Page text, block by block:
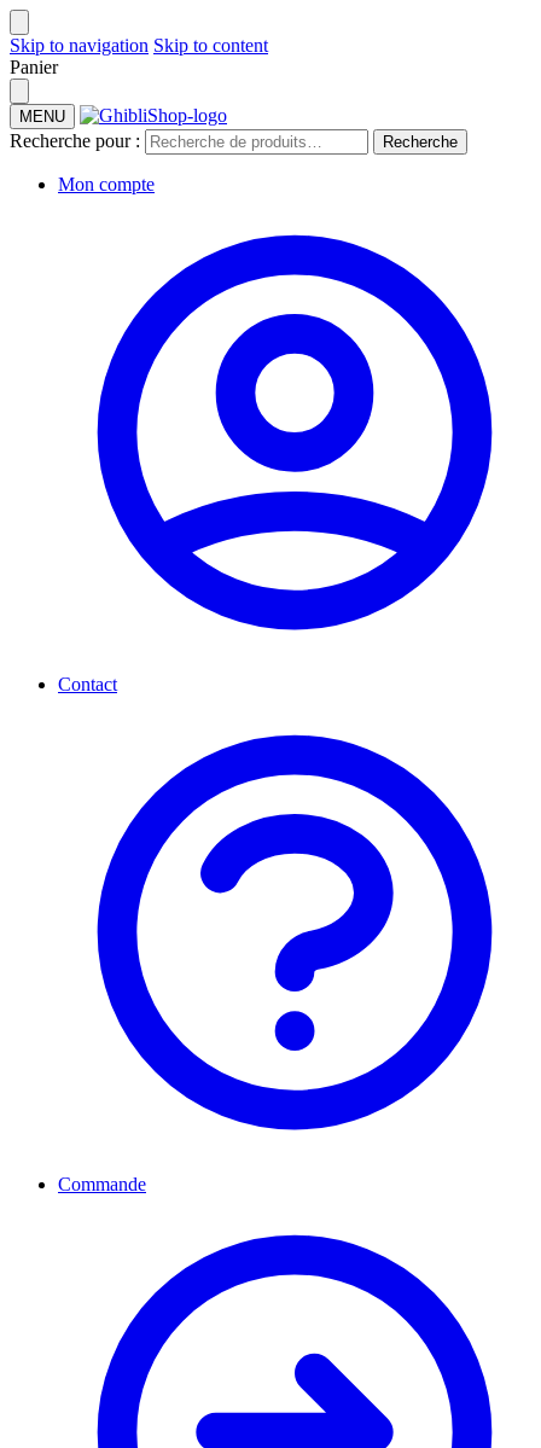
Skip to navigation Skip to content
Panier
MENU
Recherche pour : Recherche
Mon compte
Contact
Commande